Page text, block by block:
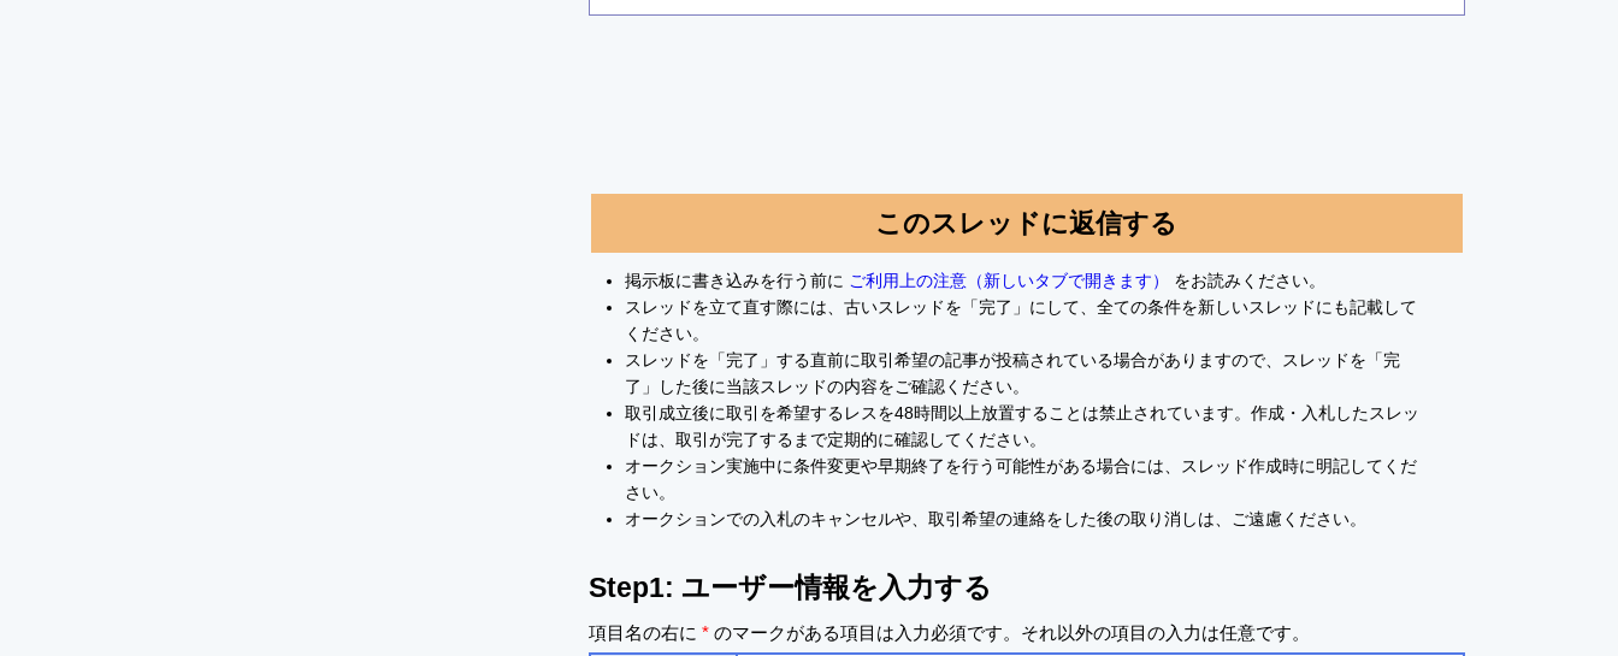
このスレッドに返信する
掲示板に書き込みを行う前に ご利用上の注意（新しいタブで開きます）
をお読みください。
スレッドを立て直す際には、古いスレッドを「完了」にして、全ての条件を新しいスレッドにも記載して
ください。
スレッドを「完了」する直前に取引希望の記事が投稿されている場合がありますので、スレッドを「完
了」した後に当該スレッドの内容をご確認ください。
取引成立後に取引を希望するレスを48時間以上放置することは禁止されています。作成・入札したスレッ
ドは、取引が完了するまで定期的に確認してください。
オークション実施中に条件変更や早期終了を行う可能性がある場合には、スレッド作成時に明記してくだ
さい。
オークションでの入札のキャンセルや、取引希望の連絡をした後の取り消しは、ご遠慮ください。
Step1: ユーザー情報を入力する
項目名の右に *のマークがある項目は入力必須です。それ以外の項目の入力は任意です。